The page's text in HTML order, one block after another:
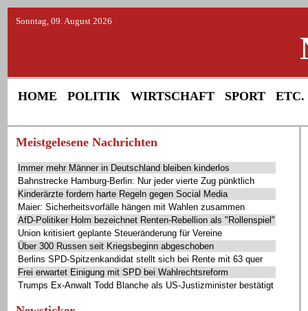
Sonntag, 09. August 2026
HOME POLITIK WIRTSCHAFT SPORT ETC.
Meistgelesene Nachrichten
Immer mehr Männer in Deutschland bleiben kinderlos
Bahnstrecke Hamburg-Berlin: Nur jeder vierte Zug pünktlich
Kinderärzte fordern harte Regeln gegen Social Media
Maier: Sicherheitsvorfälle hängen mit Wahlen zusammen
AfD-Politiker Holm bezeichnet Renten-Rebellion als "Rollenspiel"
Union kritisiert geplante Steueränderung für Vereine
Über 300 Russen seit Kriegsbeginn abgeschoben
Berlins SPD-Spitzenkandidat stellt sich bei Rente mit 63 quer
Frei erwartet Einigung mit SPD bei Wahlrechtsreform
Trumps Ex-Anwalt Todd Blanche als US-Justizminister bestätigt